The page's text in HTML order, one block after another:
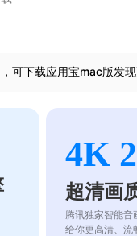
可下载应用宝mac版发
4K
超清画
腾讯独家智能音
给你更高清、流